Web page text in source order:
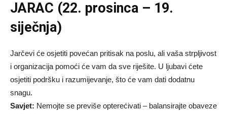
JARAC (22. prosinca – 19.
siječnja)
Jarčevi će osjetiti povećan pritisak na poslu, ali vaša strpljivost
i organizacija pomoći će vam da sve riješite. U ljubavi ćete
osjetiti podršku i razumijevanje, što će vam dati dodatnu
snagu.
Savjet: Nemojte se previše opterećivati – balansirajte obaveze